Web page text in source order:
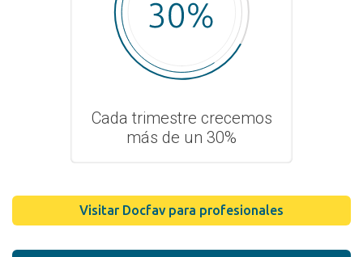
Cada trimestre crecemos
más de un 30%
Visitar Docfav para profesionales